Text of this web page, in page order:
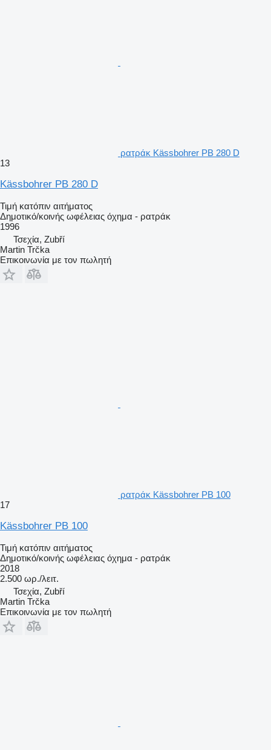
ρατράκ Kässbohrer PB 280 D
13
Kässbohrer PB 280 D
Τιμή κατόπιν αιτήματος
Δημοτικό/κοινής ωφέλειας όχημα - ρατράκ
1996
Τσεχία, Zubří
Martin Trčka
Επικοινωνία με τον πωλητή
ρατράκ Kässbohrer PB 100
17
Kässbohrer PB 100
Τιμή κατόπιν αιτήματος
Δημοτικό/κοινής ωφέλειας όχημα - ρατράκ
2018
2.500 ωρ./λειτ.
Τσεχία, Zubří
Martin Trčka
Επικοινωνία με τον πωλητή